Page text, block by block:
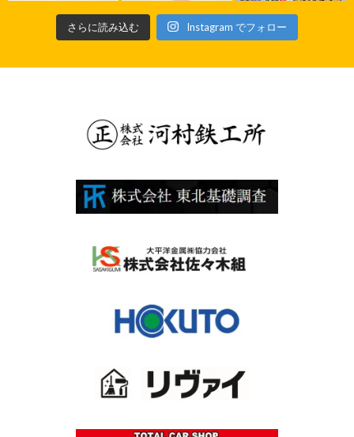
さらに読み込む Instagram でフォロー